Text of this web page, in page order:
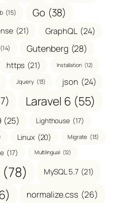
(15) Go (38)
(21) GraphQL (24)
(14) Gutenberg (28)
https (21) Installation (12)
Jquery (13) json (24)
Laravel 6 (55)
(25) Lighthouse (17)
Linux (20) Migrate (13)
(17) Multilingual (12)
(78) MySQL 5.7 (21)
normalize.css (26)